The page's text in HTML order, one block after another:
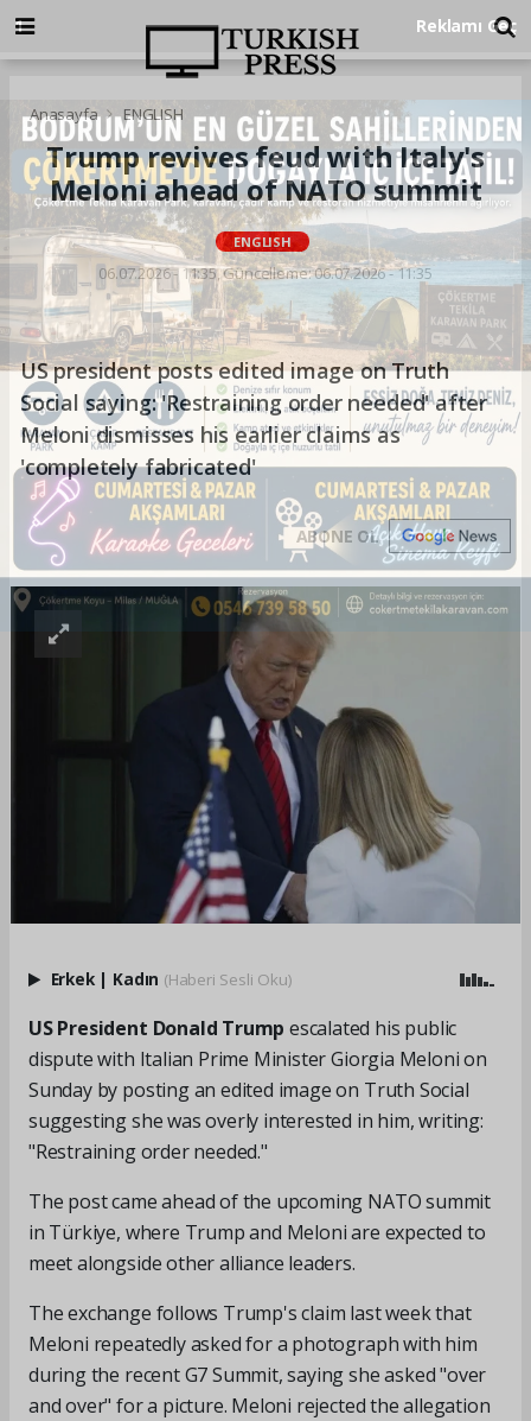
Anasayfa ENGLISH
Trump revives feud with Italy's
Meloni ahead of NATO summit
ENGLISH
06.07.2026 - 11:35, Güncelleme: 06.07.2026 - 11:35
US president posts edited image on Truth
Social saying: 'Restraining order needed' after
Meloni dismisses his earlier claims as
'completely fabricated'
ABONE OL
Erkek | Kadın (Haberi Sesli Oku)
US President Donald Trumpescalated his public
dispute with Italian Prime Minister Giorgia Meloni on
Sunday by posting an edited image on Truth Social
suggesting she was overly interested in him, writing:
"Restraining order needed."
The post came ahead of the upcoming NATO summit
in Türkiye, where Trump and Meloni are expected to
meet alongside other alliance leaders.
The exchange follows Trump's claim last week that
Meloni repeatedly asked for a photograph with him
during the recent G7 Summit, saying she asked "over
and over" for a picture. Meloni rejected the allegation